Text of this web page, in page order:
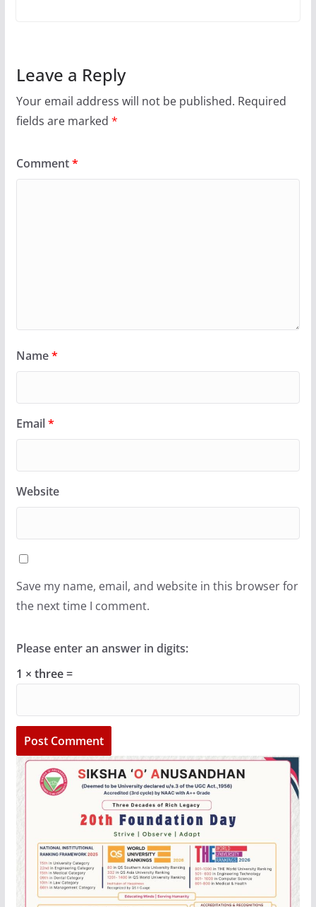
Leave a Reply
Your email address will not be published. Required
fields are marked *
Comment*
Name*
Email*
Website
Save my name, email, and website in this browser for
the next time I comment.
Please enter an answer in digits:
1 × three =